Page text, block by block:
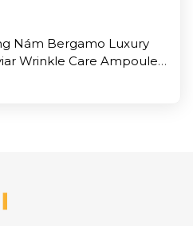
Nám Bergamo Luxury
Wrinkle Care Ampoule